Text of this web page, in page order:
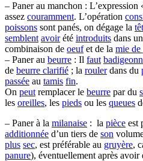
– Paner au manchon : L’expression
assez couramment. L’opération
poissons sont panés, on dégage la
semblent avoirété introduits dans un
combinaison de oeufet de la mie de
– Paner au beurre : Il faut
de beurre clarifié ; la roulerdans du
passée au tamis fin.
On peut remplacer le beurre par du
les oreilles, les pieds ou les queues
– Paner à la milanaise : la pièce est
additionnée d’un tiers de son
plus sec, est préférable au gruyère,
panure), éventuellement après avoir